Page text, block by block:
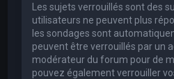
Les sujets verrouillés sont des
utilisateurs ne peuvent plus
les sondages sont
peuvent être verrouillés par un
modérateur du forum pour de
pouvez également verrouiller